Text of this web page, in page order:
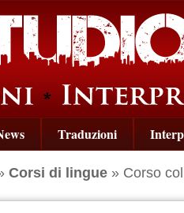
Traduzioni
Corsi di lingue » Corso